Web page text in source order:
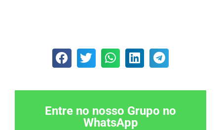
Entre no nosso Grupo no
WhatsApp